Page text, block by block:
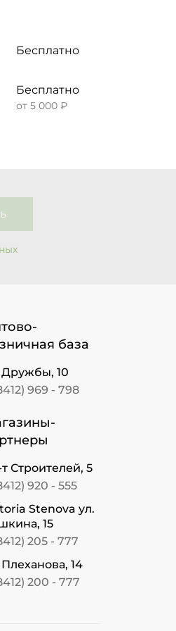
Бесплатно
Бесплатно
от 5 000 ₽
база
Дружбы, 10
969 - 798
Строителей, 5
920 - 555
Stenova ул.
15
205 - 777
Плеханова, 14
200 - 777